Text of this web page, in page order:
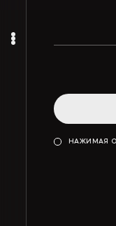
НАЖИМАЯ